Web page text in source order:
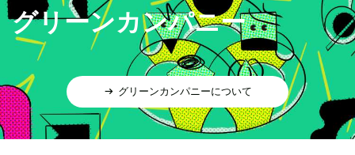
グリーンカンパニー
グリーンカンパニーについて